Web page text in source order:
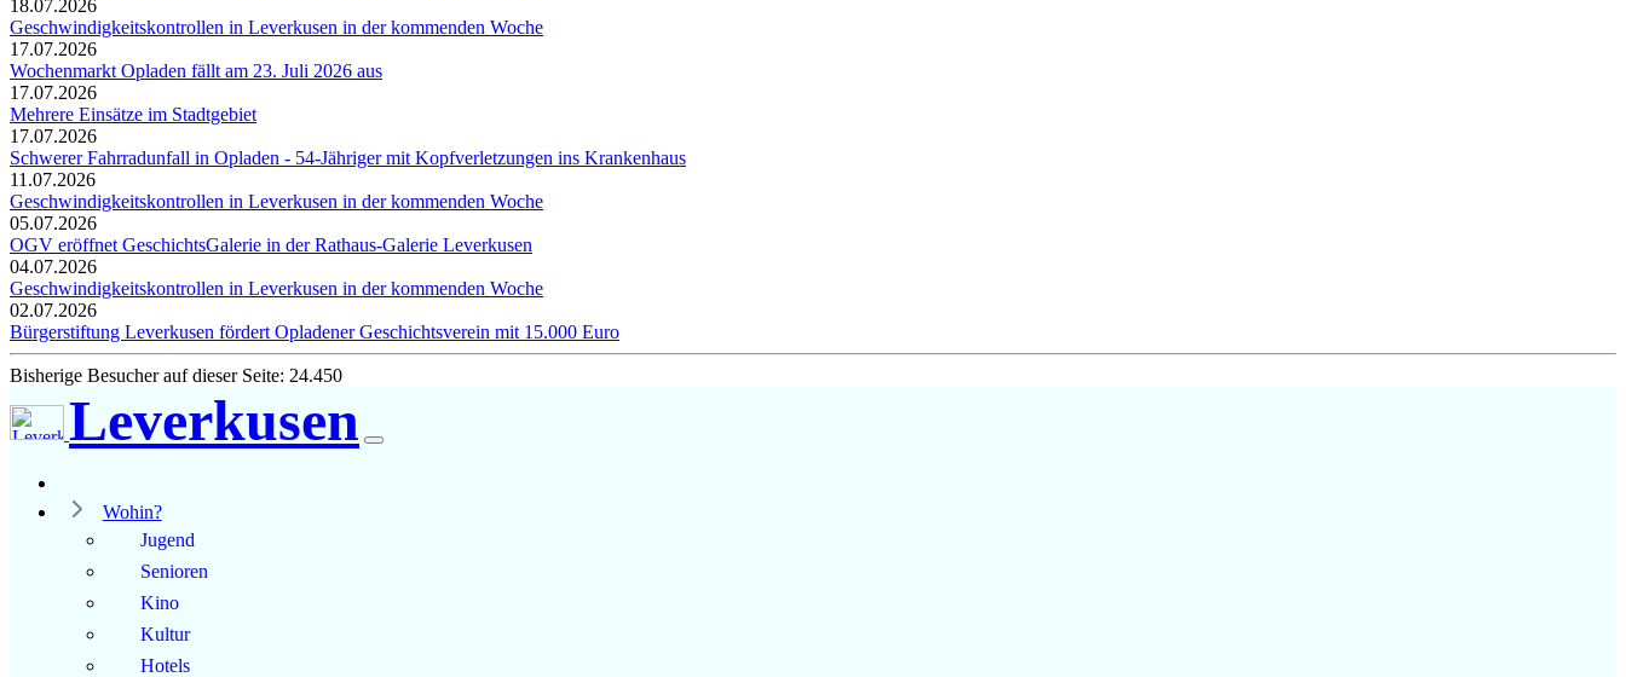
18.07.2026
Geschwindigkeitskontrollen in Leverkusen in der kommenden Woche
17.07.2026
Wochenmarkt Opladen fällt am 23. Juli 2026 aus
17.07.2026
Mehrere Einsätze im Stadtgebiet
17.07.2026
Schwerer Fahrradunfall in Opladen - 54-Jähriger mit Kopfverletzungen ins Krankenhaus
11.07.2026
Geschwindigkeitskontrollen in Leverkusen in der kommenden Woche
05.07.2026
OGV eröffnet GeschichtsGalerie in der Rathaus-Galerie Leverkusen
04.07.2026
Geschwindigkeitskontrollen in Leverkusen in der kommenden Woche
02.07.2026
Bürgerstiftung Leverkusen fördert Opladener Geschichtsverein mit 15.000 Euro
Bisherige Besucher auf dieser Seite: 24.450
Leverkusen
Wohin?
Jugend
Senioren
Kino
Kultur
Hotels